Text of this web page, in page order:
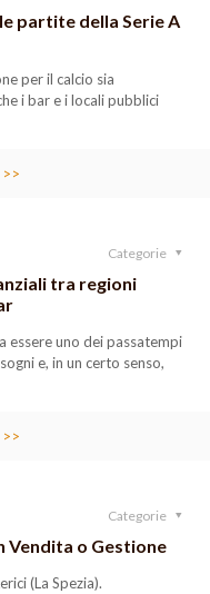
partite della Serie A
per il calcio sia
i bar e i locali pubblici
Categorie
tra regioni
essere uno dei passatempi
e, in un certo senso,
Categorie
Vendita o Gestione
(La Spezia).